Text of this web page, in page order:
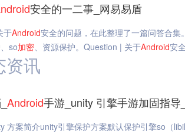
安全的一二事_网易易盾
于Android安全的问题，在此整理了一篇问答合集
so加密、资源保护。Question | 关于Android安
资讯
Android手游_unity 引擎手游加固指导
方案简介unity引擎保护方案默认保护引擎so（